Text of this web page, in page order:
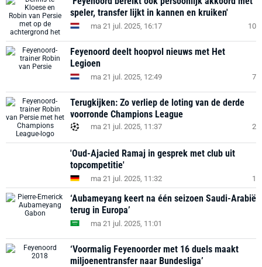
speler, transfer lijkt in kannen en kruiken'
ma 21 jul. 2025, 16:17 10
Feyenoord deelt hoopvol nieuws met Het
Legioen
ma 21 jul. 2025, 12:49 7
Terugkijken: Zo verliep de loting van de derde
voorronde Champions League
ma 21 jul. 2025, 11:37 2
'Oud-Ajacied Ramaj in gesprek met club uit
topcompetitie'
ma 21 jul. 2025, 11:32 1
‘Aubameyang keert na één seizoen Saudi-Arabië
terug in Europa’
ma 21 jul. 2025, 11:01
‘Voormalig Feyenoorder met 16 duels maakt
miljoenentransfer naar Bundesliga’